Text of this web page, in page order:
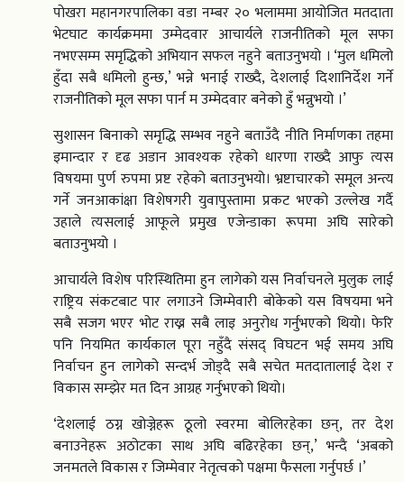
पोखरा महानगरपालिका वडा नम्बर २० भलाममा आयोजित मतदाता
भेटघाट कार्यक्रममा उम्मेदवार आचार्यले राजनीतिको मूल सफा
नभएसम्म समृद्धिको अभियान सफल नहुने बताउनुभयो । ‘मुल धमिलो
हुँदा सबै धमिलो हुन्छ,’ भन्ने भनाई राख्दै, देशलाई दिशानिर्देश गर्ने
राजनीतिको मूल सफा पार्न म उम्मेदवार बनेको हुँ भन्नुभयो ।’
सुशासन बिनाको समृद्धि सम्भव नहुने बताउँदै नीति निर्माणका तहमा
इमान्दार र दृढ अडान आवश्यक रहेको धारणा राख्दै आफु त्यस
विषयमा पुर्ण रुपमा प्रष्ट रहेको बताउनुभयो। भ्रष्टाचारको समूल अन्त्य
गर्ने जनआकांक्षा विशेषगरी युवापुस्तामा प्रकट भएको उल्लेख गर्दै
उहाले त्यसलाई आफूले प्रमुख एजेन्डाका रूपमा अघि सारेको
बताउनुभयो ।
आचार्यले विशेष परिस्थितिमा हुन लागेको यस निर्वाचनले मुलुक लाई
राष्ट्रिय संकटबाट पार लगाउने जिम्मेवारी बोकेको यस विषयमा भने
सबै सजग भएर भोट राख्न सबै लाइ अनुरोध गर्नुभएको थियो। फेरि
पनि नियमित कार्यकाल पूरा नहुँदै संसद् विघटन भई समय अघि
निर्वाचन हुन लागेको सन्दर्भ जोड्दै सबै सचेत मतदातालाई देश र
विकास सम्झेर मत दिन आग्रह गर्नुभएको थियो।
‘देशलाई ठग्न खोज्नेहरू ठूलो स्वरमा बोलिरहेका छन्, तर देश
बनाउनेहरू अठोटका साथ अघि बढिरहेका छन्,’ भन्दै ‘अबको
जनमतले विकास र जिम्मेवार नेतृत्वको पक्षमा फैसला गर्नुपर्छ ।’